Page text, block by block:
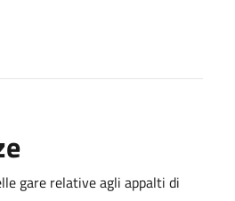
gare relative agli appalti di